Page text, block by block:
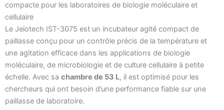
compacte pour les laboratoires de biologie moléculaire et
cellulaire
Le Jeiotech IST-3075 est un incubateur agité compact de
paillasse conçu pour un contrôle précis de la température et
une agitation efficace dans les applications de biologie
moléculaire, de microbiologie et de culture cellulaire à petite
échelle. Avec sa chambre de 53 L, il est optimisé pour les
chercheurs qui ont besoin d’une performance fiable sur une
paillasse de laboratoire.